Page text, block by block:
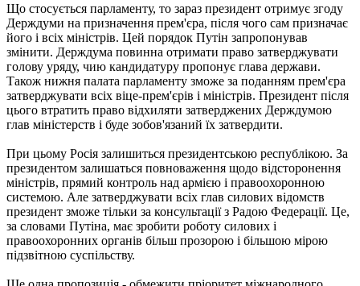
Що стосується парламенту, то зараз президент отримує згоду
Держдуми на призначення прем'єра, після чого сам призначає
його і всіх міністрів. Цей порядок Путін запропонував
змінити. Держдума повинна отримати право затверджувати
голову уряду, чию кандидатуру пропонує глава держави.
Також нижня палата парламенту зможе за поданням прем'єра
затверджувати всіх віце-прем'єрів і міністрів. Президент після
цього втратить право відхиляти затверджених Держдумою
глав міністерств і буде зобов'язаний їх затвердити.
При цьому Росія залишиться президентською республікою. За
президентом залишаться повноваження щодо відсторонення
міністрів, прямий контроль над армією і правоохоронною
системою. Але затверджувати всіх глав силових відомств
президент зможе тільки за консультації з Радою Федерації. Це,
за словами Путіна, має зробити роботу силових і
правоохоронних органів більш прозорою і більшою мірою
підзвітною суспільству.